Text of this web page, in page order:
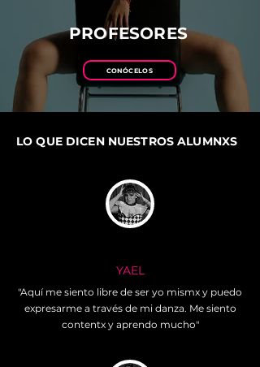
PROFESORES
CONÓCELOS
LO QUE DICEN NUESTROS ALUMNXS
YAEL
"Aquí me siento libre de ser yo mismx y puedo
expresarme a través de mi danza. Me siento
contentx y aprendo mucho"